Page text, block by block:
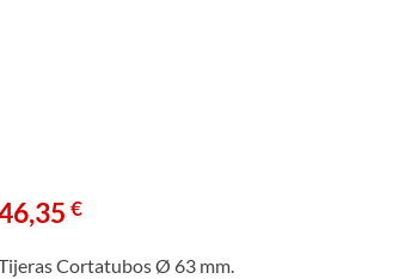
€
Cortatubos Ø 63 mm.